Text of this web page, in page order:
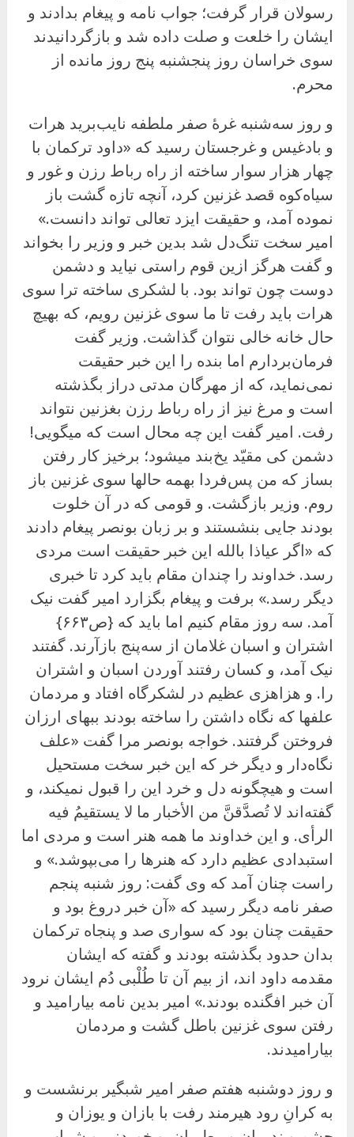
رسولان قرار گرفت؛ جواب نامه و پیغام بدادند و
ایشان را خلعت و صلت داده شد و بازگردانیدند
سوی خراسان روز پنجشنبه پنج روز مانده از
محرم.
و روز سه‌شنبه غرهٔ صفر ملطفه نایب‌برید هرات
و بادغیس و غرجستان رسید که «داود ترکمان با
چهار هزار سوار ساخته از راه رباط رزن و غور و
سیاه‌کوه قصد غزنین کرد، آنچه تازه گشت باز
نموده آمد، و حقیقت ایزد تعالی تواند دانست.»
امیر سخت تنگ‌دل شد بدین خبر و وزیر را بخواند
و گفت هرگز ازین قوم راستی نیاید و دشمن
دوست چون تواند بود. با لشکری ساخته ترا سوی
هرات باید رفت تا ما سوی غزنین رویم، که بهیچ
حال خانه خالی نتوان گذاشت. وزیر گفت
فرمان‌بردارم اما بنده را این خبر حقیقت
نمی‌نماید، که از مهرگان مدتی دراز بگذشته
است و مرغ نیز از راه رباط رزن بغزنین نتواند
رفت. امیر گفت این چه محال است که میگویی!
دشمن کی مقیّد یخبند میشود؛ برخیز کار رفتن
بساز که من پس‌فردا بهمه حالها سوى غزنین باز
روم. وزیر بازگشت. و قومی که در آن خلوت
بودند جایی بنشستند و بر زبان بونصر پیغام دادند
که «اگر عیاذا بالله این خبر حقیقت است مردی
رسد. خداوند را چندان مقام باید کرد تا خبری
دیگر رسد.» برفت و پیغام بگزارد امیر گفت نیک
آمد. سه روز مقام کنیم اما باید که {ص۶۶۳}
اشتران و اسبان غلامان از سه‌پنج بازآرند. گفتند
نیک آمد، و کسان رفتند آوردن اسبان و اشتران
را. و هزاهزی عظیم در لشکرگاه افتاد و مردمان
علفها که نگاه داشتن را ساخته بودند ببهای ارزان
فروختن گرفتند. خواجه بونصر مرا گفت «علف
نگاه‌دار و دیگر خر که این خبر سخت مستحیل
است و هیچگونه دل و خرد این را قبول نمیکند، و
گفته‌اند لا تُصدَّقنَّ من الأخبار ما لا یستقیمُ فیه
الرأی. و این خداوند ما همه هنر است و مردی اما
استبدادی عظیم دارد که هنرها را می‌بپوشد.» و
راست چنان آمد که وی گفت: روز شنبه پنجم
صفر نامه دیگر رسید که «آن خبر دروغ بود و
حقیقت چنان بود که سواری صد و پنجاه ترکمان
بدان حدود بگذشته بودند و گفته که ایشان
مقدمه داود اند، از بیم آن تا طُلْبی دُم ایشان نرود
آن خبر افگنده بودند.» امیر بدین نامه بیارامید و
رفتن سوی غزنین باطل گشت و مردمان
بیارامیدند.
و روز دوشنبه هفتم صفر امیر شبگیر برنشست و
به کرانِ رود هیرمند رفت با بازان و یوزان و